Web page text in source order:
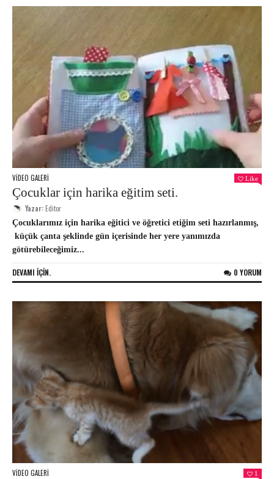
VIDEO GALERI Like
Çocuklar için harika eğitim seti.
Yazar:Editor
Çocuklarımız için harika eğitici ve öğretici etiğim seti hazırlanmış,
küçük çanta şeklinde gün içerisinde her yere yanımızda
götürebileceğimiz...
DEVAMI IÇIN. 0 YORUM
VIDEO GALERI 1